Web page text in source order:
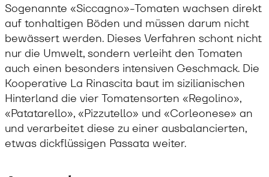
Sogenannte «Siccagno»-Tomaten wachsen direkt
auf tonhaltigen Böden und müssen darum nicht
bewässert werden. Dieses Verfahren schont nicht
nur die Umwelt, sondern verleiht den Tomaten
auch einen besonders intensiven Geschmack. Die
Kooperative La Rinascita baut im sizilianischen
Hinterland die vier Tomatensorten «Regolino»,
«Patatarello», «Pizzutello» und «Corleonese» an
und verarbeitet diese zu einer ausbalancierten,
etwas dickflüssigen Passata weiter.